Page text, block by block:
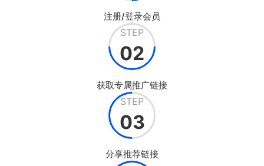
注册/登录会员
STEP
02
获取专属推广链接
STEP
03
分享推荐链接